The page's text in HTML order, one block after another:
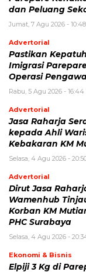
dan Peluang
Jumat, 7 Agu 2026 -
Advertorial
Pastikan
Imigrasi
Operasi
Rabu, 5 Agu 2026 -
Advertorial
Jasa Raharja
kepada Ahli
Kebakaran KM
Selasa, 4 Agu 2026 -
Advertorial
Dirut Jasa
Wamenhub
Korban KM
PHC Surabaya
Selasa, 4 Agu 2026 -
Ekonomi & Bisnis
Elpiji 3 Kg di